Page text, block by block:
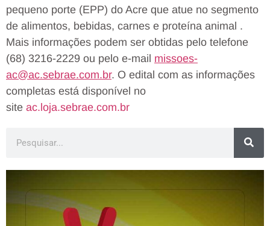
pequeno porte (EPP) do Acre que atue no segmento
de alimentos, bebidas, carnes e proteína animal .
Mais informações podem ser obtidas pelo telefone
(68) 3216-2229 ou pelo e-mail missoes-
ac@ac.sebrae.com.br. O edital com as informações
completas está disponível no
site ac.loja.sebrae.com.br